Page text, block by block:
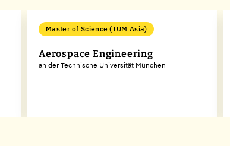
Master of Science (TUM Asia)
Aerospace Engineering
an der Technische Universität München